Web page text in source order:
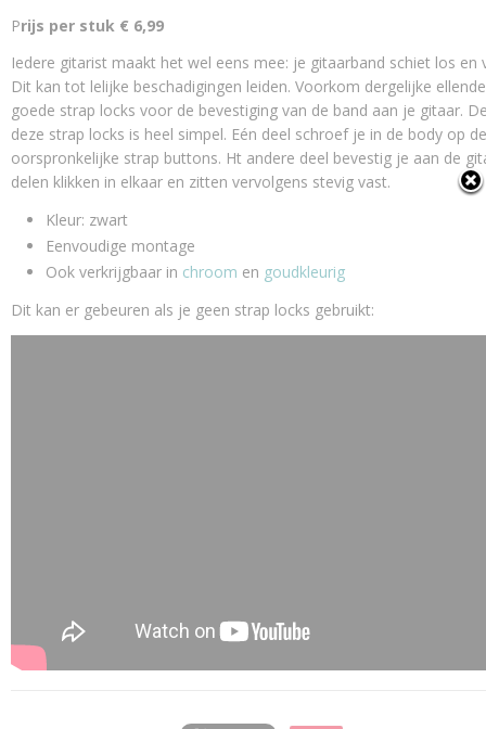
Prijs per stuk € 6,99
Iedere gitarist maakt het wel eens mee: je gitaarband schiet los en
Dit kan tot lelijke beschadigingen leiden. Voorkom dergelijke
goede strap locks voor de bevestiging van de band aan je gitaar.
deze strap locks is heel simpel. Eén deel schroef je in de body op
oorspronkelijke strap buttons. Ht andere deel bevestig je aan de
delen klikken in elkaar en zitten vervolgens stevig vast.
Kleur: zwart
Eenvoudige montage
Ook verkrijgbaar in chroom en goudkleurig
Dit kan er gebeuren als je geen strap locks gebruikt: